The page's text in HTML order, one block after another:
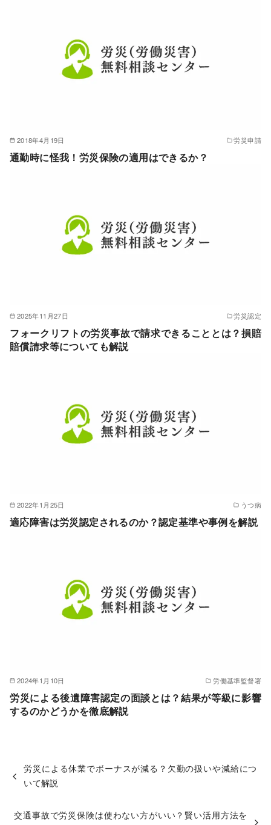
2018年4月19日 労災申請
通勤時に怪我！労災保険の適用はできるか？
2025年11月27日 労災認定
フォークリフトの労災事故で請求できることとは？損賠
賠償請求等についても解説
2022年1月25日 うつ病
適応障害は労災認定されるのか？認定基準や事例を解説
2024年1月10日 労働基準監督署
労災による後遺障害認定の面談とは？結果が等級に影響
するのかどうかを徹底解説
労災による休業でボーナスが減る？欠勤の扱いや減給につ
いて解説
交通事故で労災保険は使わない方がいい？賢い活用方法を